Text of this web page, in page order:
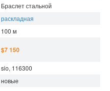
Браслет стальной
раскладная
100 м
$7 150
sio, 116300
новые